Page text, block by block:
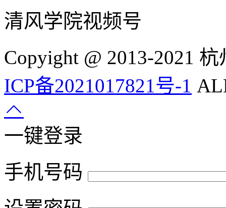
清风学院视频号
Copyight @ 2013-2021
ICP备2021017821号-1
一键登录
手机号码